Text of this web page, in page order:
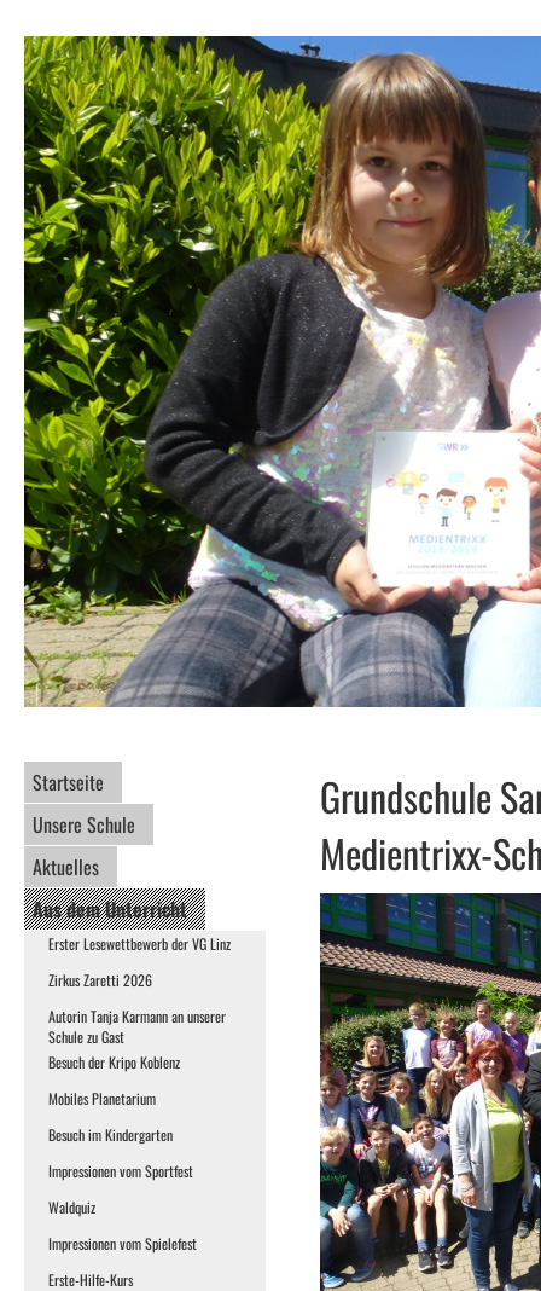
Startseite
Unsere Schule
Aktuelles
Aus dem Unterricht
Erster Lesewettbewerb der VG Linz
Zirkus Zaretti 2026
Autorin Tanja Karmann an unserer
Schule zu Gast
Besuch der Kripo Koblenz
Mobiles Planetarium
Besuch im Kindergarten
Impressionen vom Sportfest
Waldquiz
Impressionen vom Spielefest
Erste-Hilfe-Kurs
Grundschule
Medientrixx-